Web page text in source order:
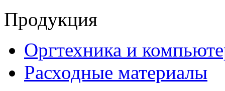
Продукция
Оргтехника и
Расходные материалы